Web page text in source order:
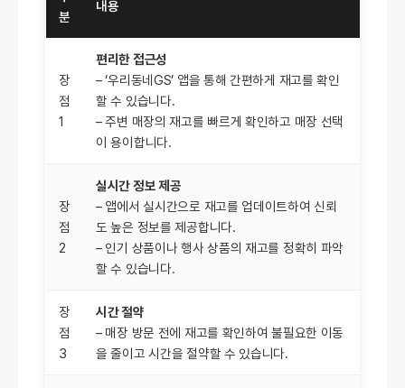
분
내용
장
점
1
편리한 접근성
– ‘우리동네GS’ 앱을 통해 간편하게 재고를 확인
할 수 있습니다.
– 주변 매장의 재고를 빠르게 확인하고 매장 선택
이 용이합니다.
장
점
2
실시간 정보 제공
– 앱에서 실시간으로 재고를 업데이트하여 신뢰
도 높은 정보를 제공합니다.
– 인기 상품이나 행사 상품의 재고를 정확히 파악
할 수 있습니다.
장
점
3
시간 절약
– 매장 방문 전에 재고를 확인하여 불필요한 이동
을 줄이고 시간을 절약할 수 있습니다.